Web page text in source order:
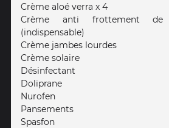
Crème aloé verra x 4
Crème anti frottement de
(indispensable)
Crème jambes lourdes
Crème solaire
Désinfectant
Doliprane
Nurofen
Pansements
Spasfon